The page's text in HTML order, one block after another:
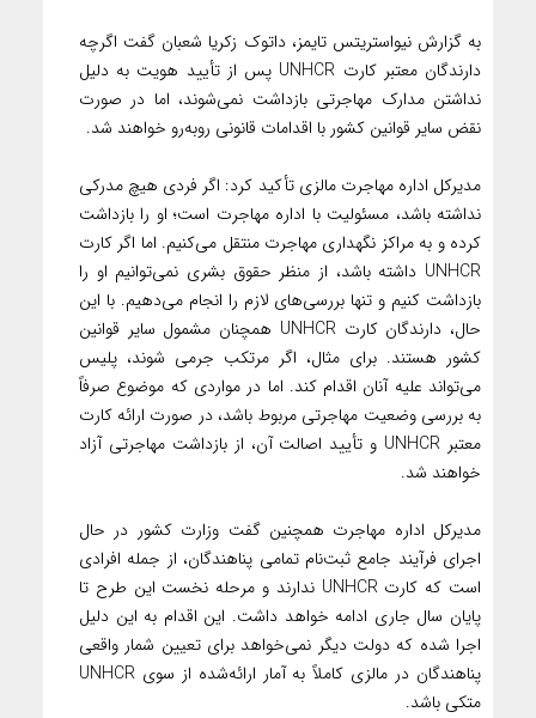
به گزارش نیواستریتس تایمز، داتوک زکریا شعبان گفت اگرچه
دارندگان معتبر کارت UNHCR پس از تأیید هویت به دلیل
نداشتن مدارک مهاجرتی بازداشت نمی‌شوند، اما در صورت
نقض سایر قوانین کشور با اقدامات قانونی روبه‌رو خواهند شد.
مدیرکل اداره مهاجرت مالزی تأکید کرد: اگر فردی هیچ مدرکی
نداشته باشد، مسئولیت با اداره مهاجرت است؛ او را بازداشت
کرده و به مراکز نگهداری مهاجرت منتقل می‌کنیم. اما اگر کارت
UNHCR داشته باشد، از منظر حقوق بشری نمی‌توانیم او را
بازداشت کنیم و تنها بررسی‌های لازم را انجام می‌دهیم. با این
حال، دارندگان کارت UNHCR همچنان مشمول سایر قوانین
کشور هستند. برای مثال، اگر مرتکب جرمی شوند، پلیس
می‌تواند علیه آنان اقدام کند. اما در مواردی که موضوع صرفاً
به بررسی وضعیت مهاجرتی مربوط باشد، در صورت ارائه کارت
معتبر UNHCR و تأیید اصالت آن، از بازداشت مهاجرتی آزاد
خواهند شد.
مدیرکل اداره مهاجرت همچنین گفت وزارت کشور در حال
اجرای فرآیند جامع ثبت‌نام تمامی پناهندگان، از جمله افرادی
است که کارت UNHCR ندارند و مرحله نخست این طرح تا
پایان سال جاری ادامه خواهد داشت. این اقدام به این دلیل
اجرا شده که دولت دیگر نمی‌خواهد برای تعیین شمار واقعی
پناهندگان در مالزی کاملاً به آمار ارائه‌شده از سوی UNHCR
متکی باشد.